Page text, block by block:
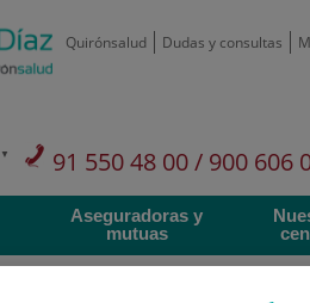
Quirónsalud Dudas y consultas
91 550 48 00 / 900 606
Privados: 91 090 05 16
Aseguradoras y
mutuas